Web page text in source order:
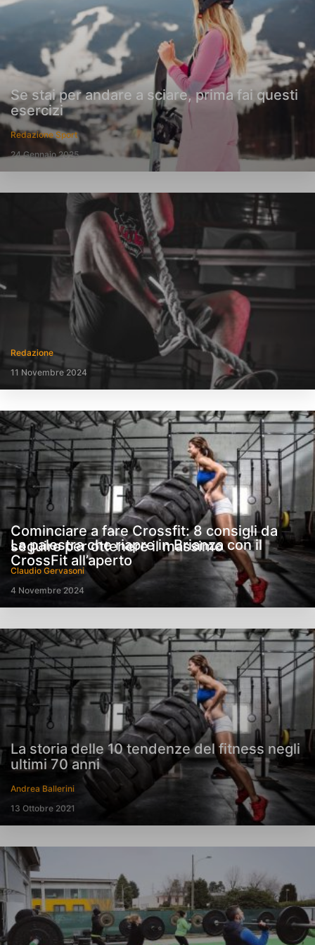
Se stai per andare a sciare, prima fai questi
esercizi
Redazione Sport
24 Gennaio 2025
Redazione
11 Novembre 2024
Cominciare a fare Crossfit: 8 consigli da
seguire per ottenere il massimo
Claudio Gervasoni
4 Novembre 2024
La storia delle 10 tendenze del fitness negli
ultimi 70 anni
Andrea Ballerini
13 Ottobre 2021
La palestra che riapre in Brianza con il
CrossFit all’aperto